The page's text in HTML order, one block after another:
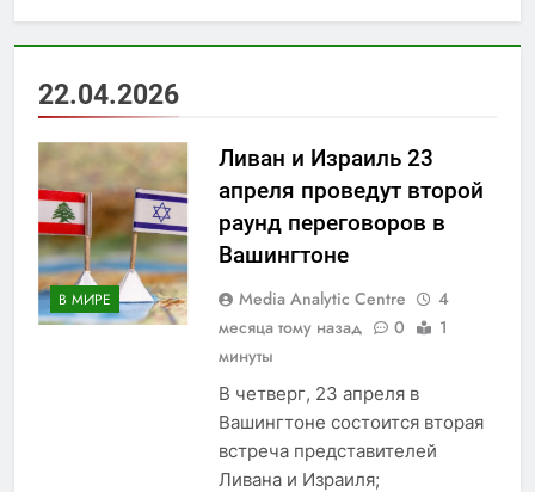
22.04.2026
В МИРЕ
Ливан и Израиль 23
апреля проведут второй
раунд переговоров в
Вашингтоне
Media Analytic Centre
4
месяца тому назад
0
1
минуты
В четверг, 23 апреля в
Вашингтоне состоится вторая
встреча представителей
Ливана и Израиля;